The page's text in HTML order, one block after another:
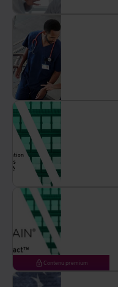
Contenu premium